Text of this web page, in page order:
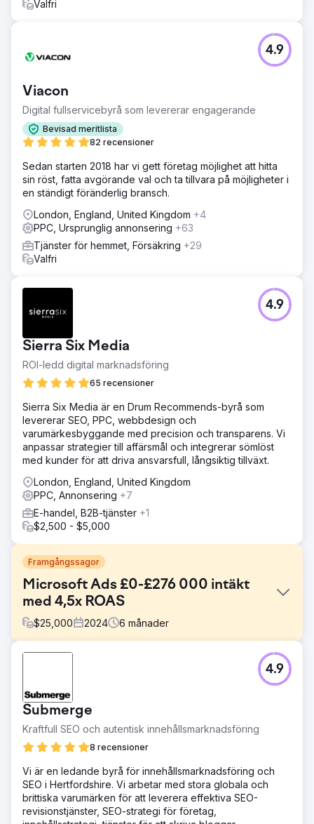
Valfri
Viacon
Digital fullservicebyrå som levererar engagerande
Bevisad meritlista
82 recensioner
4.9
Sedan starten 2018 har vi gett företag möjlighet att hitta
sin röst, fatta avgörande val och ta tillvara på möjligheter i
en ständigt föränderlig bransch.
London, England, United Kingdom +4
PPC, Ursprunglig annonsering +63
Tjänster för hemmet, Försäkring +29
Valfri
Sierra Six Media
ROI-ledd digital marknadsföring
65 recensioner
4.9
Sierra Six Media är en Drum Recommends-byrå som
levererar SEO, PPC, webbdesign och
varumärkesbyggande med precision och transparens. Vi
anpassar strategier till affärsmål och integrerar sömlöst
med kunder för att driva ansvarsfull, långsiktig tillväxt.
London, England, United Kingdom
PPC, Annonsering +7
E-handel, B2B-tjänster +1
$2,500 - $5,000
Framgångssagor
Microsoft Ads £0-£276 000 intäkt
med 4,5x ROAS
$25,000 2024 6 månader
penetrera den europeiska marknaden. Vi hade redan kört
deras Google Ads-kampanjer med en minsta avkastning
på 4x som mål. De strävade efter att katapultera sitt
varumärke över hela kontinenten med hjälp av Microsoft
Ads och bad oss skapa allt från grunden.
Vi använde mycket av vår expertis och erfarenhet från
Google Ads med den kontextuella kunskap som behövs
för att anpassa oss till nya målgrupper och demografi på
Microsoft Ads. Vi hade en helt annan strategi än Google
Submerge
Kraftfull SEO och autentisk innehållsmarknadsföring
8 recensioner
4.9
Vi är en ledande byrå för innehållsmarknadsföring och
SEO i Hertfordshire. Vi arbetar med stora globala och
brittiska varumärken för att leverera effektiva SEO-
revisionstjänster, SEO-strategi för företag,